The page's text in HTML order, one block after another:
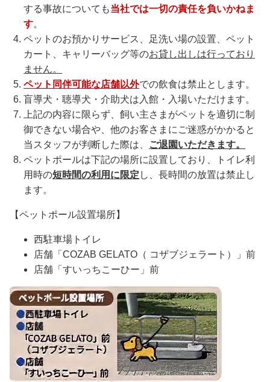
する事故についても当社では一切の責任を負いかねま
す。
ペットのお預かりサービス、足洗い場の設置、ペット
カート、キャリーバッグ等のお貸し出しは行っており
ません。
ペット同伴可能な店舗以外での飲食は禁止とします。
盲導犬・聴導犬・介助犬は入館・入場いただけます。
上記の内容に限らず、飼い主さまがペットを適切に制
御できない場合や、他のお客さまにご迷惑がかかると
当スタッフが判断した際は、
ご退園いただきます。
ペットポールは下記の場所に設置しており、トイレ利
用時の短時間の利用に限定 し、長時間の放置は禁止し
ます。
【ペットポール設置場所】
西駐車場トイレ
店舗「COZAB GELATO（ コザブジェラート）」前
店舗「すいっちこーひー」前